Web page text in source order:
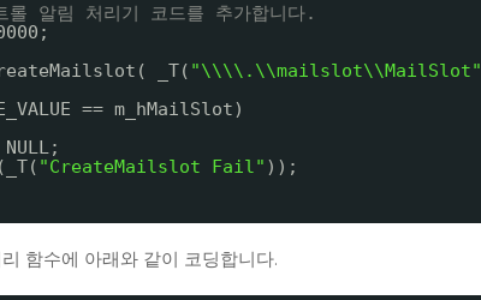
알림 처리기 코드를 추가합니다.
_T( "\\\\.\\mailslot\\MailSlot"
== m_hMailSlot)
"CreateMailslot Fail" ));
함수에 아래와 같이 코딩합니다.